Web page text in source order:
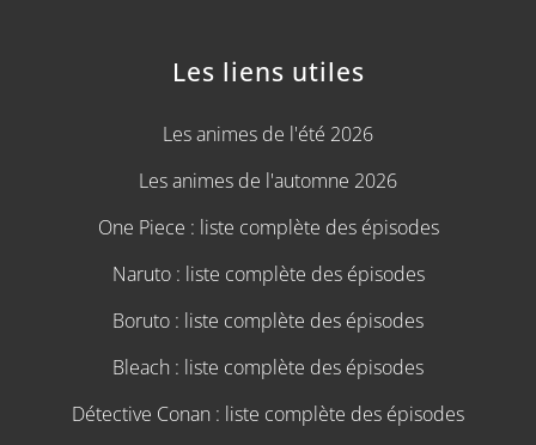
Les liens utiles
Les animes de l'été 2026
Les animes de l'automne 2026
One Piece : liste complète des épisodes
Naruto : liste complète des épisodes
Boruto : liste complète des épisodes
Bleach : liste complète des épisodes
Détective Conan : liste complète des épisodes